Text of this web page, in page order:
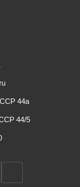
44а
44/5